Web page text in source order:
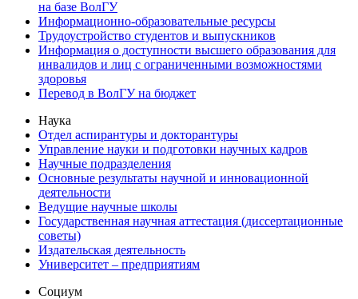
на базе ВолГУ
Информационно-образовательные ресурсы
Трудоустройство студентов и выпускников
Информация о доступности высшего образования для
инвалидов и лиц с ограниченными возможностями
здоровья
Перевод в ВолГУ на бюджет
Наука
Отдел аспирантуры и докторантуры
Управление науки и подготовки научных кадров
Научные подразделения
Основные результаты научной и инновационной
деятельности
Ведущие научные школы
Государственная научная аттестация (диссертационные
советы)
Издательская деятельность
Университет – предприятиям
Социум